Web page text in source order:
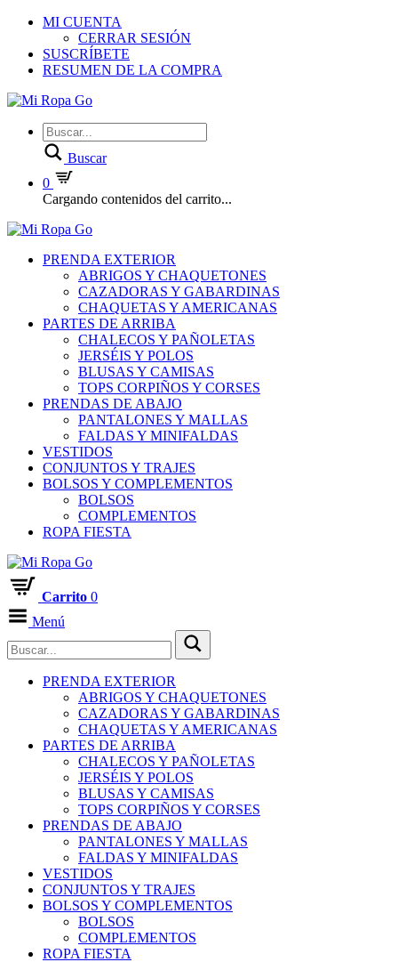
MI CUENTA
CERRAR SESIÓN
SUSCRÍBETE
RESUMEN DE LA COMPRA
Buscar
0
Cargando contenidos del carrito...
PRENDA EXTERIOR
ABRIGOS Y CHAQUETONES
CAZADORAS Y GABARDINAS
CHAQUETAS Y AMERICANAS
PARTES DE ARRIBA
CHALECOS Y PAÑOLETAS
JERSÉIS Y POLOS
BLUSAS Y CAMISAS
TOPS CORPIÑOS Y CORSES
PRENDAS DE ABAJO
PANTALONES Y MALLAS
FALDAS Y MINIFALDAS
VESTIDOS
CONJUNTOS Y TRAJES
BOLSOS Y COMPLEMENTOS
BOLSOS
COMPLEMENTOS
ROPA FIESTA
Carrito 0
Menú
PRENDA EXTERIOR
ABRIGOS Y CHAQUETONES
CAZADORAS Y GABARDINAS
CHAQUETAS Y AMERICANAS
PARTES DE ARRIBA
CHALECOS Y PAÑOLETAS
JERSÉIS Y POLOS
BLUSAS Y CAMISAS
TOPS CORPIÑOS Y CORSES
PRENDAS DE ABAJO
PANTALONES Y MALLAS
FALDAS Y MINIFALDAS
VESTIDOS
CONJUNTOS Y TRAJES
BOLSOS Y COMPLEMENTOS
BOLSOS
COMPLEMENTOS
ROPA FIESTA